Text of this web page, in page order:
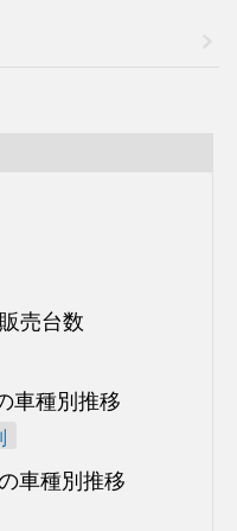
売台数
車種別推移
車種別推移